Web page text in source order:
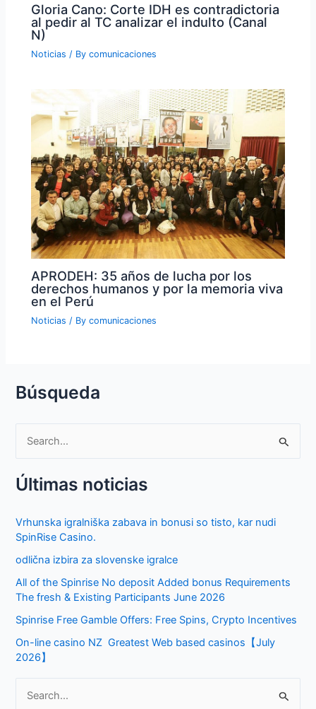
Gloria Cano: Corte IDH es contradictoria
al pedir al TC analizar el indulto (Canal
N)
Noticias / Bycomunicaciones
APRODEH: 35 años de lucha por los
derechos humanos y por la memoria viva
en el Perú
Noticias / Bycomunicaciones
Búsqueda
a
c
f
o
Últimas noticias
Vrhunska igralniška zabava in bonusi so tisto, kar nudi
SpinRise Casino.
odlična izbira za slovenske igralce
All of the Spinrise No deposit Added bonus Requirements
The fresh & Existing Participants June 2026
Spinrise Free Gamble Offers: Free Spins, Crypto Incentives
On-line casino NZ ️ Greatest Web based casinos【July
2026】